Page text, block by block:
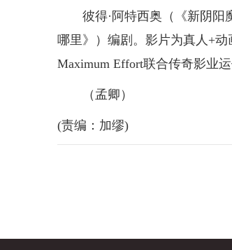
彼得·阿特西奥（《新阴阳魔
哪里》）编剧。影片为真人+
Maximum Effort联合传奇影业运
（孟卿）
(责编：加缪)